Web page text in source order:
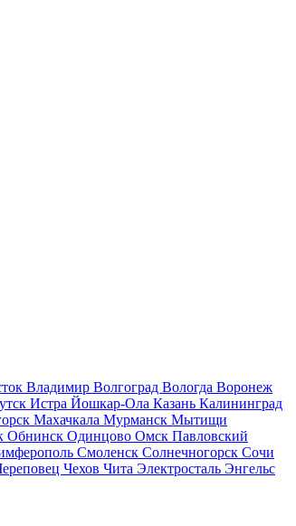
Владимир Волгоград Вологда Воронеж
Истра Йошкар-Ола Казань Калининград
Махачкала Мурманск Мытищи
Обнинск Одинцово Омск Павловский
Смоленск Солнечногорск Сочи
Чехов Чита Электросталь Энгельс